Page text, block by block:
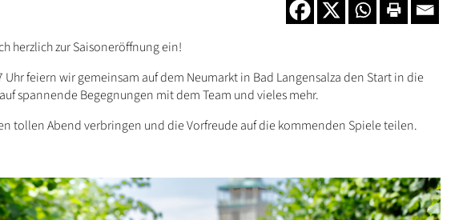
herzlich zur Saisoneröffnung ein!
Uhr feiern wir gemeinsam auf dem Neumarkt in Bad Langensalza den Start in die
spannende Begegnungen mit dem Team und vieles mehr.
tollen Abend verbringen und die Vorfreude auf die kommenden Spiele teilen.